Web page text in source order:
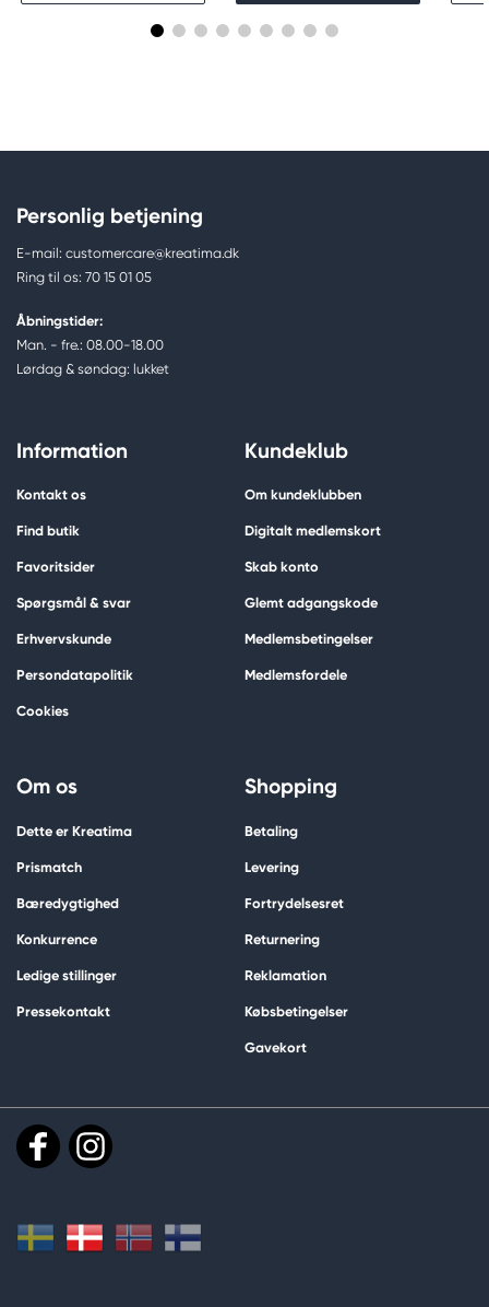
Personlig betjening
E-mail: customercare@kreatima.dk
Ring til os: 70 15 01 05
Åbningstider:
Man. - fre.: 08.00-18.00
Lørdag & søndag: lukket
Information
Kontakt os
Find butik
Favoritsider
Spørgsmål & svar
Erhvervskunde
Persondatapolitik
Cookies
Kundeklub
Om kundeklubben
Digitalt medlemskort
Skab konto
Glemt adgangskode
Medlemsbetingelser
Medlemsfordele
Om os
Dette er Kreatima
Prismatch
Bæredygtighed
Konkurrence
Ledige stillinger
Pressekontakt
Shopping
Betaling
Levering
Fortrydelsesret
Returnering
Reklamation
Købsbetingelser
Gavekort